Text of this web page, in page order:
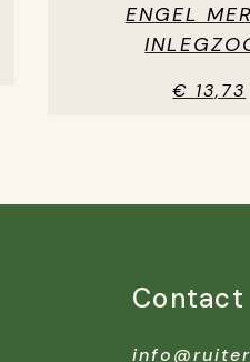
ENGEL
€ 13,73
Contact